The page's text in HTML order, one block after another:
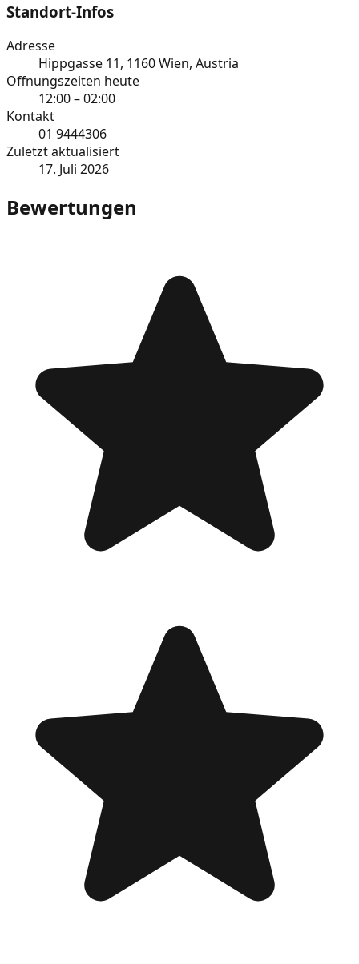
Standort-Infos
Adresse
Hippgasse 11, 1160 Wien, Austria
Öffnungszeiten heute
12:00 – 02:00
Kontakt
01 9444306
Zuletzt aktualisiert
17. Juli 2026
Bewertungen